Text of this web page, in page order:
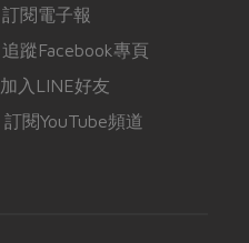
訂閱電子報
追蹤Facebook專頁
加入LINE好友
訂閱YouTube頻道